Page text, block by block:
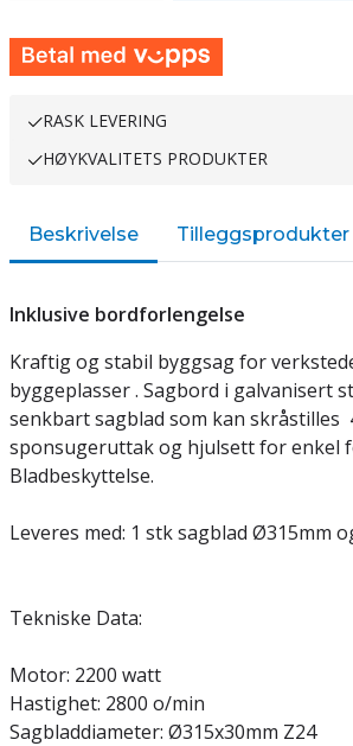
RASK LEVERING
HØYKVALITETS PRODUKTER
Beskrivelse Tilleggsprodukter
Inklusive bordforlengelse
Kraftig og stabil byggsag for
byggeplasser . Sagbord i galvanisert
senkbart sagblad som kan skråstilles
sponsugeruttak og hjulsett for enkel
Bladbeskyttelse.
Leveres med: 1 stk sagblad Ø315mm
Tekniske Data:
Motor: 2200 watt
Hastighet: 2800 o/min
Sagbladdiameter: Ø315x30mm Z24